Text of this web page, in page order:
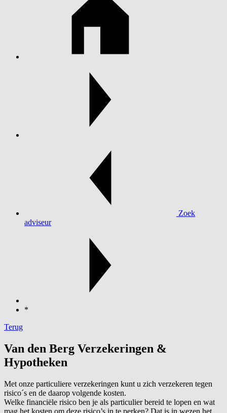
Zoek
adviseur
*
Terug
Van den Berg Verzekeringen &
Hypotheken
Met onze particuliere verzekeringen kunt u zich verzekeren tegen
risico´s en de daarop volgende kosten.
Welke financiële risico ben je als particulier bereid te lopen en wat